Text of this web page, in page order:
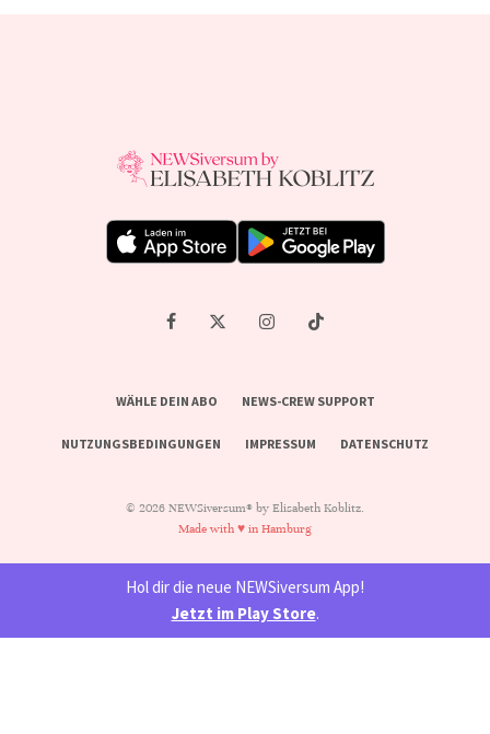
WÄHLE DEIN ABO NEWS-CREW SUPPORT
NUTZUNGSBEDINGUNGEN IMPRESSUM DATENSCHUTZ
© 2026 NEWSiversum® by Elisabeth Koblitz.
Made with ♥ in Hamburg
Hol dir die neue NEWSiversum App!
Jetzt im Play Store.